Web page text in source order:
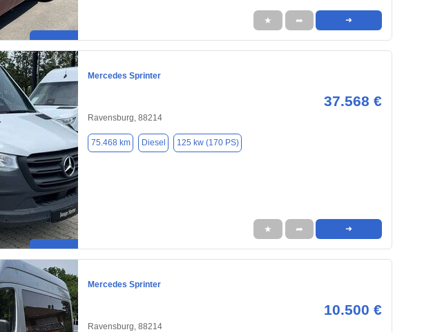
★ ➦ ➜
Mercedes Sprinter
37.568 €
Ravensburg, 88214
75.468 km Diesel 125 kw (170 PS)
★ ➦ ➜
Mercedes Sprinter
10.500 €
Ravensburg, 88214